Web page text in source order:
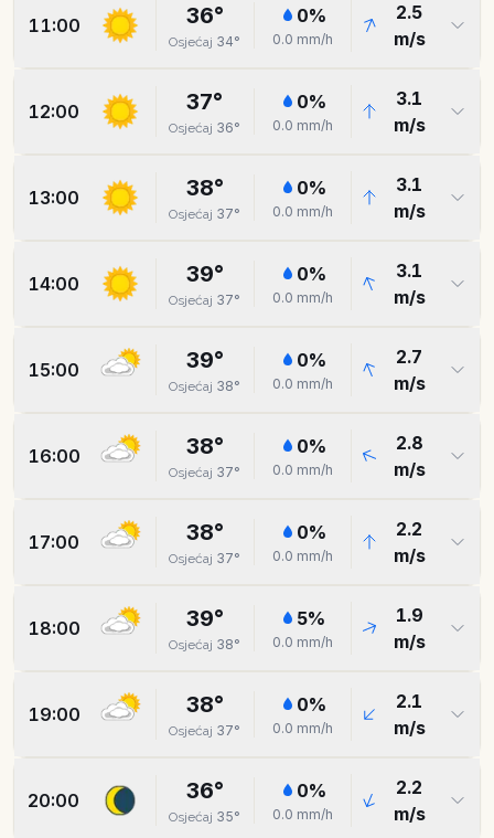
11:00 36°
Osjećaj 34°
0%
0.0 mm/h
2.5
m/s
12:00 37°
Osjećaj 36°
0%
0.0 mm/h
3.1
m/s
13:00 38°
Osjećaj 37°
0%
0.0 mm/h
3.1
m/s
14:00 39°
Osjećaj 37°
0%
0.0 mm/h
3.1
m/s
15:00 39°
Osjećaj 38°
0%
0.0 mm/h
2.7
m/s
16:00 38°
Osjećaj 37°
0%
0.0 mm/h
2.8
m/s
17:00 38°
Osjećaj 37°
0%
0.0 mm/h
2.2
m/s
18:00 39°
Osjećaj 38°
5%
0.0 mm/h
1.9
m/s
19:00 38°
Osjećaj 37°
0%
0.0 mm/h
2.1
m/s
20:00 36°
Osjećaj 35°
0%
0.0 mm/h
2.2
m/s